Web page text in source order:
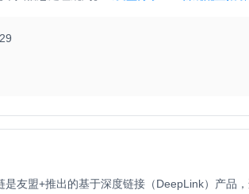
是友盟+推出的基于深度链接（DeepLink）产品